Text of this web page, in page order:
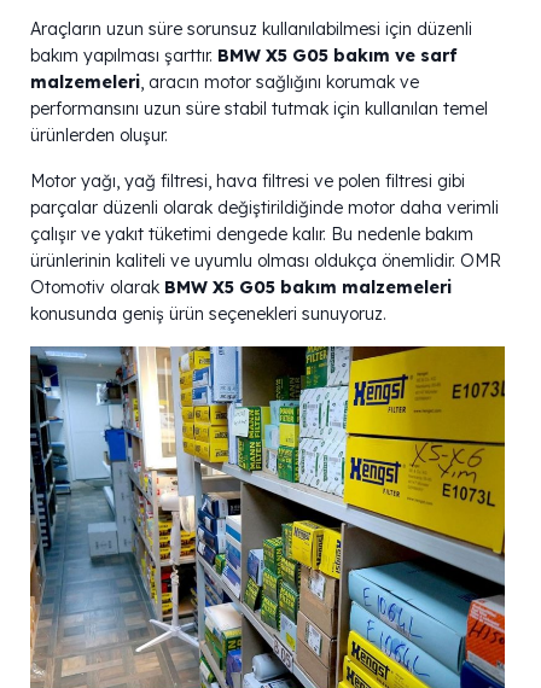
Araçların uzun süre sorunsuz kullanılabilmesi için düzenli
bakım yapılması şarttır. BMW X5 G05 bakım ve sarf
malzemeleri, aracın motor sağlığını korumak ve
performansını uzun süre stabil tutmak için kullanılan temel
ürünlerden oluşur.
Motor yağı, yağ filtresi, hava filtresi ve polen filtresi gibi
parçalar düzenli olarak değiştirildiğinde motor daha verimli
çalışır ve yakıt tüketimi dengede kalır. Bu nedenle bakım
ürünlerinin kaliteli ve uyumlu olması oldukça önemlidir. OMR
Otomotiv olarak
BMW X5 G05 bakım malzemeleri
konusunda geniş ürün seçenekleri sunuyoruz.